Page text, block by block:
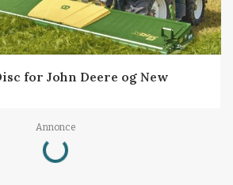
for John Deere og New
Annonce
Loading...